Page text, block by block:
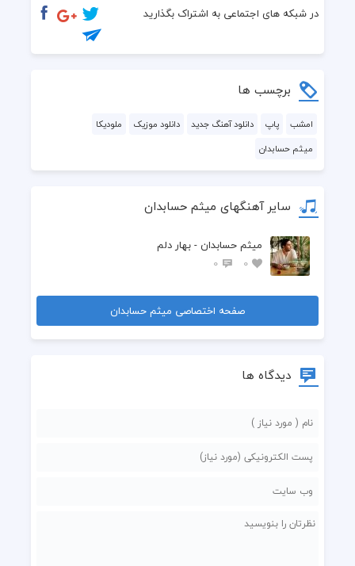
در شبکه های اجتماعی به اشتراک بگذارید
برچسب ها
امشب پاپ دانلود آهنگ جدید دانلود موزیک
ملودیکا
میثم حسابدان
سایر آهنگهای میثم حسابدان
میثم حسابدان - بهار دلم
0
0
صفحه اختصاصی میثم حسابدان
دیدگاه ها